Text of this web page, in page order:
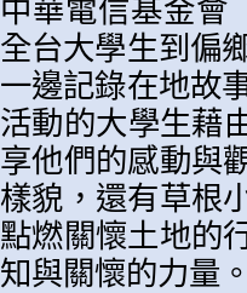
中華電信基金會
全台大學生到偏
一邊記錄在地故
活動的大學生藉
享他們的感動與
樣貌，還有草根
點燃關懷土地的
知與關懷的力量